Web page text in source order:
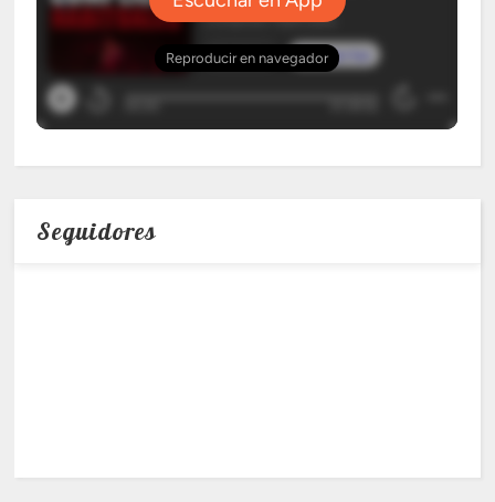
Seguidores